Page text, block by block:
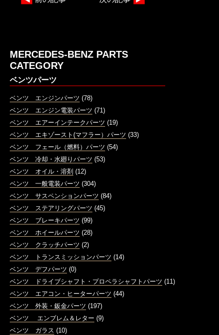
MERCEDES-BENZ PARTS
CATEGORY
ベンツパーツ
ベンツ エンジンパーツ (78)
ベンツ エンジン電装パーツ (71)
ベンツ エアーインテークパーツ (19)
ベンツ エキゾースト(マフラー）パーツ (33)
ベンツ フェール（燃料）パーツ (54)
ベンツ 冷却・水廻りパーツ (53)
ベンツ オイル・溶剤 (12)
ベンツ 一般電装パーツ (304)
ベンツ サスペンションパーツ (84)
ベンツ ステアリングパーツ (45)
ベンツ ブレーキパーツ (99)
ベンツ ホイールパーツ (28)
ベンツ クラッチパーツ (2)
ベンツ トランスミッションパーツ (14)
ベンツ デフパーツ (0)
ベンツ ドライブシャフト・プロペラシャフトパーツ (11)
ベンツ エアコン・ヒーターパーツ (44)
ベンツ 外装・鈑金パーツ (197)
ベンツ エンブレム＆レター (9)
ベンツ ガラス (10)